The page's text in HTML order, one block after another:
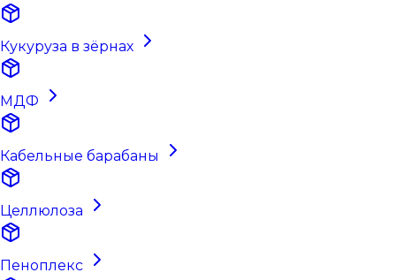
Кукуруза в зёрнах
МДФ
Кабельные барабаны
Целлюлоза
Пеноплекс